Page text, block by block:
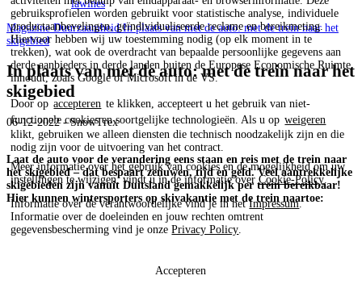
gebruiksprofielen worden gebruikt voor statistische analyse, individuele
productaanbevelingen, geïndividualiseerde reclame en bereikmeting.
Hiervoor hebben wij uw toestemming nodig (op elk moment in te
trekken), wat ook de overdracht van bepaalde persoonlijke gegevens aan
derde aanbieders in derde landen buiten de Europese Economische Ruimte
inhoudt, zoals Google of Microsoft in de VS.
Door op accepteren te klikken, accepteert u het gebruik van niet-
functionele cookies en soortgelijke technologieën. Als u op weigeren
klikt, gebruiken we alleen diensten die technisch noodzakelijk zijn en die
nodig zijn voor de uitvoering van het contract.
Meer informatie over het gebruik van cookies en de mogelijkheid om uw
instellingen te wijzigen, vindt u in de informatie overCookie-Policy.
Informatie over de verantwoordelijke vind je in hetImpressum.
Informatie over de doeleinden en jouw rechten omtrent
gegevensbescherming vind je onzePrivacy Policy.
Accepteren
lawines
MagazineDuurzaamheidIn plaats van met de auto: met de trein naar het
skigebied
In plaats van met de auto: met de trein naar het
skigebied
06-12-2022 - SnowTrex
Laat de auto voor de verandering eens staan en reis met de trein naar
het skigebied – dat bespaart zenuwen, tijd en geld. Veel aantrekkelijke
skigebieden zijn vanuit Duitsland gemakkelijk per trein bereikbaar!
Hier kunnen wintersporters op skivakantie met de trein naartoe: